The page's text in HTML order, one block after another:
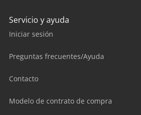
Servicio y ayuda
Iniciar sesión
Preguntas frecuentes/Ayuda
Contacto
Modelo de contrato de compra